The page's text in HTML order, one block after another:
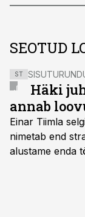
SEOTUD
ST
Häki
annab
Einar Tiimla
nimetab end
alustame enda